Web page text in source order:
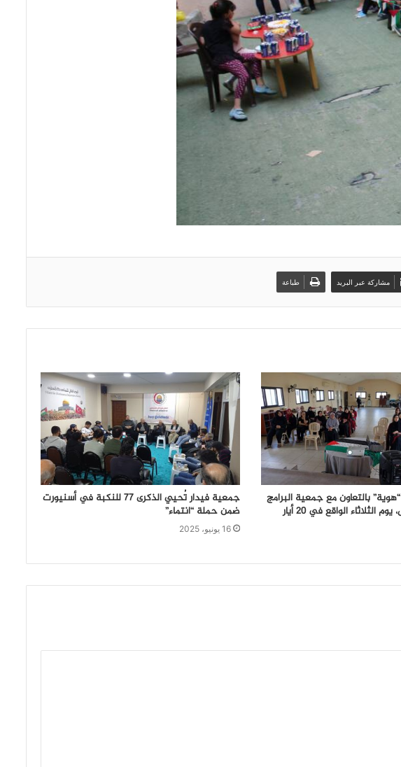
مشاركة عبر البريد طباعة
بالتعاون مع جمعية البرامج
النسائية – البص، يوم الثلاثاء الواقع في 20 أيار
جمعية فيدار تُحيي الذكرى 77 للنكبة في أسنيورت
ضمن حملة “انتماء”
16 يونيو، 2025